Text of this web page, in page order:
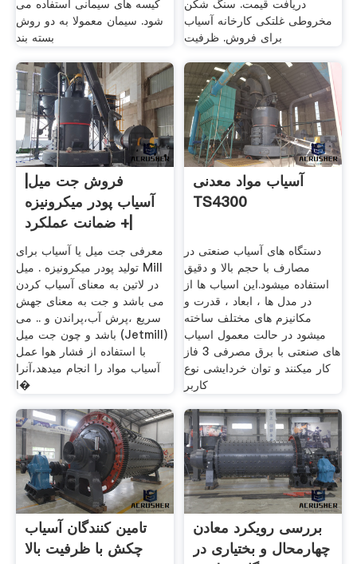
کیسه های سیمانی استفاده می
شود. سیمان معمولا به دو روش
بسته بند
دریافت قیمت. سنگ شکن
مخروطی غلتکی کارخانه آسیاب
برای فروش. ظرفیت
فروش جت میل|
آسیاب پودر میکرونیزه
|+ ضمانت عملکرد
معرفی جت میل یا آسیاب برای
تولید پودر میکرونیزه . میل Mill
در لاتین به معنای آسیاب کردن
می باشد و جت به معنای جهش
سریع ،پرش آب،پراندن و .. می
باشد و چون جت میل (Jetmill)
با استفاده از فشار هوا عمل
آسیاب مواد را انجام میدهد،آنرا
ا�
آسیاب مواد معدنی
TS4300
دستگاه های آسیاب صنعتی در
مصارف با حجم بالا و دقیق
استفاده میشود.این اسیاب ها از
در مدل ها ، ابعاد ، قدرت و
مکانیزم های مختلف ساخته
میشود در حالت معمول اسیاب
های صنعتی با برق مصرفی 3 فاز
کار میکنند و توان خردایشی نوع
کاربر
تامین کنندگان آسیاب
چکش با ظرفیت بالا
بررسی رویکرد معادن
چهارمحال و بختیاری در